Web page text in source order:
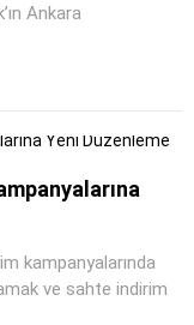
Ankara
kampanyalarında
ve sahte indirim